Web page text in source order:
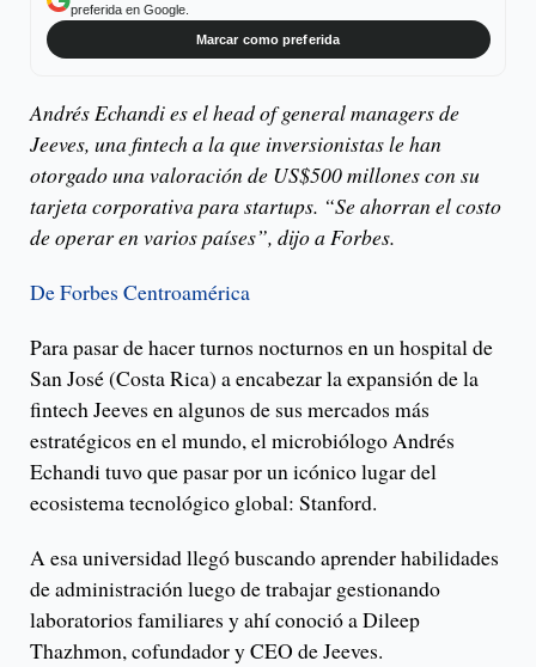
preferida en Google.
Marcar como preferida
Andrés Echandi es el head of general managers de
Jeeves, una fintech a la que inversionistas le han
otorgado una valoración de US$500 millones con su
tarjeta corporativa para startups. “Se ahorran el costo
de operar en varios países”, dijo a Forbes.
De Forbes Centroamérica
Para pasar de hacer turnos nocturnos en un hospital de
San José (Costa Rica) a encabezar la expansión de la
fintech Jeeves en algunos de sus mercados más
estratégicos en el mundo, el microbiólogo Andrés
Echandi tuvo que pasar por un icónico lugar del
ecosistema tecnológico global: Stanford.
A esa universidad llegó buscando aprender habilidades
de administración luego de trabajar gestionando
laboratorios familiares y ahí conoció a Dileep
Thazhmon, cofundador y CEO de Jeeves.